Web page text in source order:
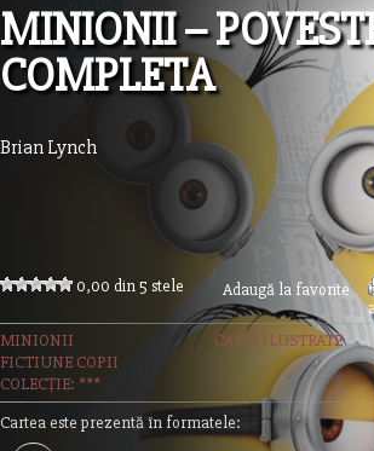
MINIONII –
COMPLETA
Brian Lynch
0,00 din 5 stele Adaugă la favorite
MINIONII
CARTI ILUSTRATE
FICTIUNE COPII
COLECȚIE: ***
Cartea este prezentă în formatele: